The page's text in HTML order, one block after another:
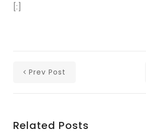
[:]
Prev Post
Related Posts